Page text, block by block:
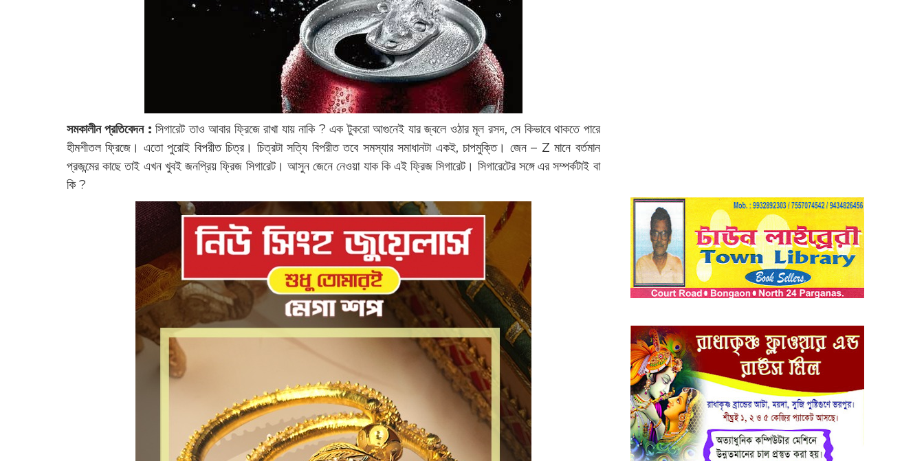
সমকালীন প্রতিবেদন : সিগারেট তাও আবার ফ্রিজে রাখা যায় নাকি ? এক টুকরো আগুনেই যার জ্বলে ওঠার মূল রসদ, সে কিভাবে থাকতে পারে
হীমশীতল ফ্রিজে। এতো পুরোই বিপরীত চিত্র। চিত্রটা সত্যি বিপরীত তবে সমস্যার সমাধানটা একই, চাপমুক্তি। জেন – Z মানে বর্তমান
প্রজন্মের কাছে তাই এখন খুবই জনপ্রিয় ফ্রিজ সিগারেট। আসুন জেনে নেওয়া যাক কি এই ফ্রিজ সিগারেট। সিগারেটের সঙ্গে এর সম্পর্কটাই বা
কি ?